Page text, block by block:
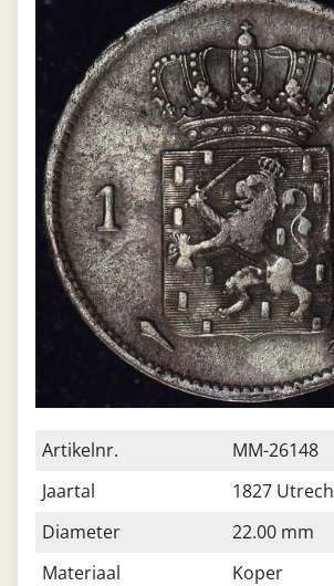
Artikelnr.
MM-26148
Jaartal
1827
Diameter
22.00 mm
Materiaal
Koper